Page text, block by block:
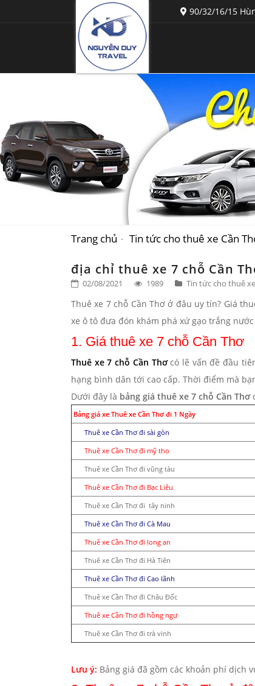
90/32/16/15
Trang chủ Tin tức cho thuê xe Cần
địa chỉ thuê xe 7 chỗ Cần
02/08/2021 1989 Tin tức cho thuê
Thuê xe 7 chỗ Cần Thơ ở đâu uy tín? Giá
xe ô tô đưa đón khám phá xứ gạo trắng
1. Giá thuê xe 7 chỗ Cần Thơ
Thuê xe 7 chỗ Cần Thơcó lẽ vấn đề đầu
hạng bình dân tới cao cấp. Thời điểm mà
Dưới đây là bảng giá thuê xe 7 chỗ Cần Thơ
Bảng giá xe Thuê xe Cần Thơ đi 1 Ngày
Thuê xe Cần Thơ đi sài gòn
Thuê xe Cần Thơ đi mỹ tho
Thuê xe Cần Thơ đi vũng tàu
Thuê xe Cần Thơ đi Bạc Liêu
Thuê xe Cần Thơ đi tây ninh
Thuê xe Cần Thơ đi Cà Mau
Thuê xe Cần Thơ đi long an
Thuê xe Cần Thơ đi Hà Tiên
Thuê xe Cần Thơ đi Cao lãnh
Thuê xe Cần Thơ đi Châu Đốc
Thuê xe Cần Thơ đi hồng ngự
Thuê xe Cần Thơ đi trà vinh
Lưu ý: Bảng giá đã gồm các khoản phí dịch